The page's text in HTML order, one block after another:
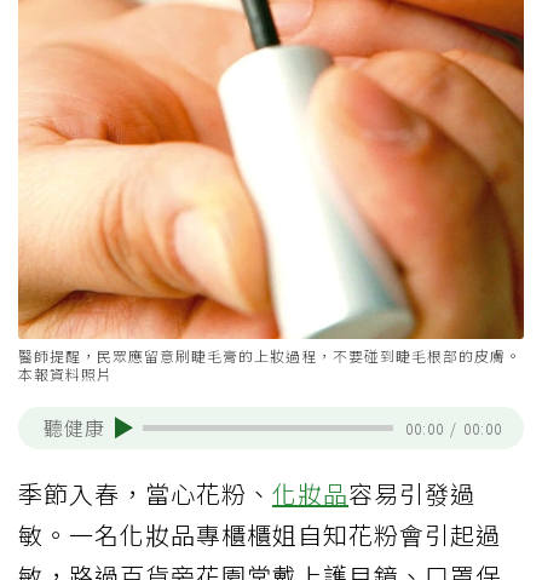
醫師提醒，民眾應留意刷睫毛膏的上妝過程，不要碰到睫毛根部的皮膚。
本報資料照片
聽健康 00:00 / 00:00
季節入春，當心花粉、 化妝品容易引發過
敏。一名化妝品專櫃櫃姐自知花粉會引起過